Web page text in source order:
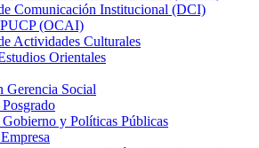
Comunicación Institucional (DCI)
(OCAI)
Actividades Culturales
Orientales
Gerencia Social
Gobierno y Políticas Públicas